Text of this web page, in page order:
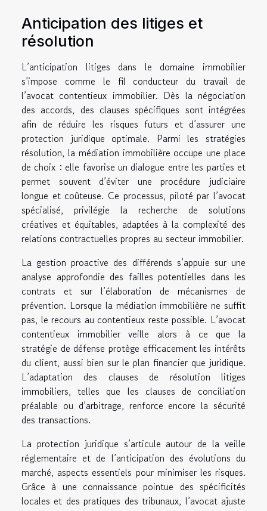
Anticipation des litiges et
résolution
L’anticipation litiges dans le domaine immobilier
s’impose comme le fil conducteur du travail de
l’avocat contentieux immobilier. Dès la négociation
des accords, des clauses spécifiques sont intégrées
afin de réduire les risques futurs et d’assurer une
protection juridique optimale. Parmi les stratégies
résolution, la médiation immobilière occupe une place
de choix : elle favorise un dialogue entre les parties et
permet souvent d’éviter une procédure judiciaire
longue et coûteuse. Ce processus, piloté par l’avocat
spécialisé, privilégie la recherche de solutions
créatives et équitables, adaptées à la complexité des
relations contractuelles propres au secteur immobilier.
La gestion proactive des différends s’appuie sur une
analyse approfondie des failles potentielles dans les
contrats et sur l’élaboration de mécanismes de
prévention. Lorsque la médiation immobilière ne suffit
pas, le recours au contentieux reste possible. L’avocat
contentieux immobilier veille alors à ce que la
stratégie de défense protège efficacement les intérêts
du client, aussi bien sur le plan financier que juridique.
L’adaptation des clauses de résolution litiges
immobiliers, telles que les clauses de conciliation
préalable ou d’arbitrage, renforce encore la sécurité
des transactions.
La protection juridique s’articule autour de la veille
réglementaire et de l’anticipation des évolutions du
marché, aspects essentiels pour minimiser les risques.
Grâce à une connaissance pointue des spécificités
locales et des pratiques des tribunaux, l’avocat ajuste